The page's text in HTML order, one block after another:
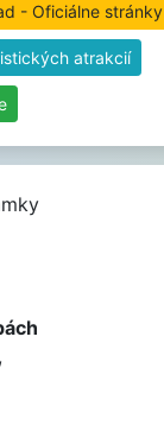
- Oficiálne stránky
atrakcií